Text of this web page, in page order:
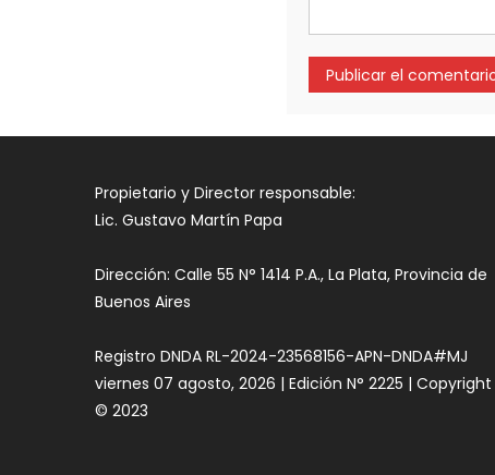
Propietario y Director responsable:
Lic. Gustavo Martín Papa
Dirección: Calle 55 N° 1414 P.A., La Plata, Provincia de
Buenos Aires
Registro DNDA RL-2024-23568156-APN-DNDA#MJ
viernes 07 agosto, 2026 | Edición N° 2225 | Copyright
© 2023